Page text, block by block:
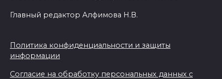
Главный редактор Алфимова Н.В.
Политика конфиденциальности и защиты
информации
Согласие на обработку персональных данных с